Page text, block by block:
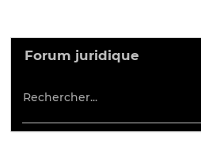
Forum juridique